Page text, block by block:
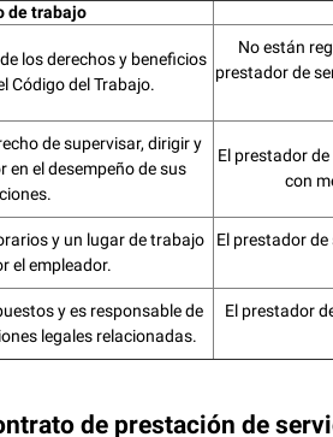
de trabajo
los derechos y beneficios
Código del Trabajo.
No están
prestador de
de supervisar, dirigir y
el desempeño de sus
El prestador
con
y un lugar de trabajo
el empleador.
El prestador
y es responsable de
legales relacionadas.
El prestador
de prestación de